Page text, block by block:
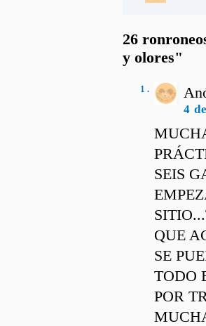
26
y olores"
1 .
4
SEIS
QUE
SE
TODO
POR